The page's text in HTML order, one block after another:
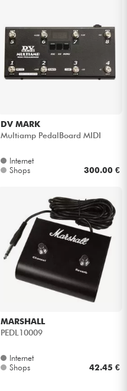
DV MARK
Multiamp PedalBoard MIDI
Internet
Shops
300.00 €
MARSHALL
PEDL10009
Internet
Shops
42.45 €